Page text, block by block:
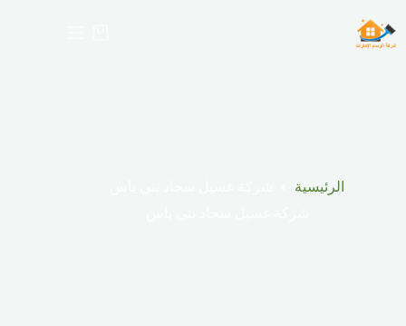
إلى
المحتوى
الرئيسية